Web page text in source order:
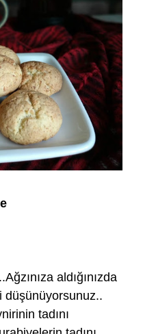
aldığınızda
düşünüyorsunuz..
tadını